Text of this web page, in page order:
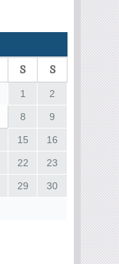
S S
1 2
8 9
15 16
22 23
29 30